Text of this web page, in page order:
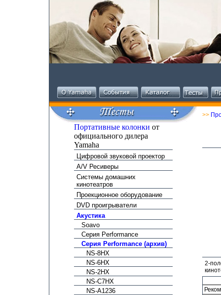
Портативные колонки от
официального дилера
Yamaha
Цифровой звуковой проектор
A/V Ресиверы
Системы домашних
кинотеатров
Проекционное оборудование
DVD проигрыватели
Акустика
Soavo
Серия Performance
Серия Performance (архив)
NS-8HX
NS-6HX
NS-2HX
NS-C7HX
NS-A1236
>>
2-